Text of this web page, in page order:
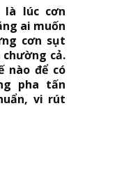
lúc cơn
ai muốn
cơn sụt
cả.
nào để có
pha tấn
vi rút